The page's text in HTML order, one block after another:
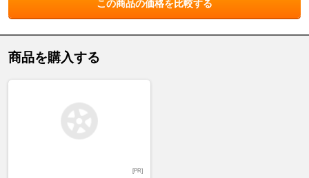
この商品の価格を比較する
商品を購入する
[PR]